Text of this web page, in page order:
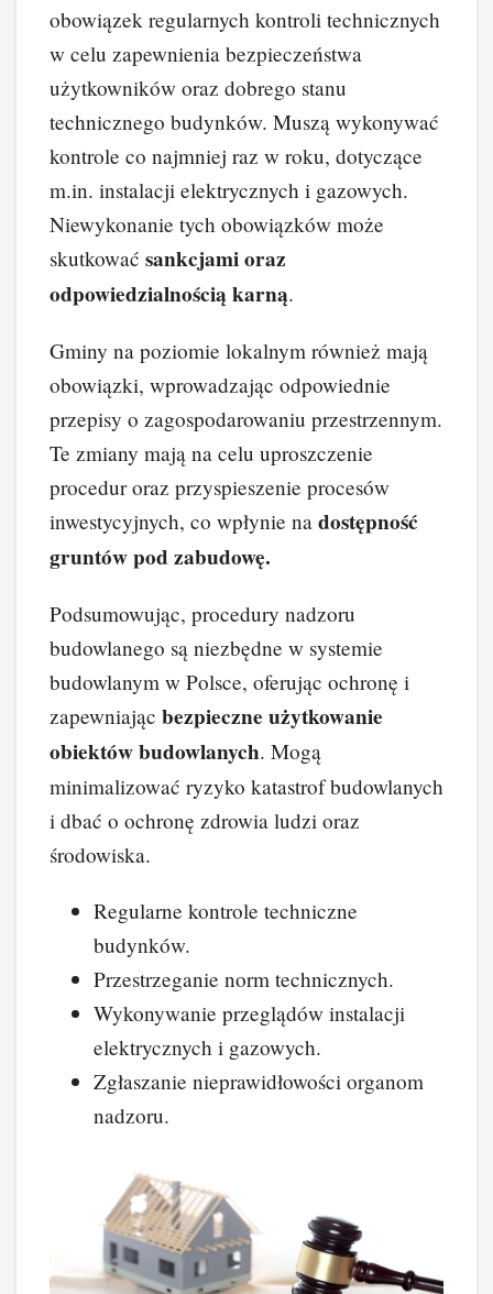
obowiązek regularnych kontroli technicznych
w celu zapewnienia bezpieczeństwa
użytkowników oraz dobrego stanu
technicznego budynków. Muszą wykonywać
kontrole co najmniej raz w roku, dotyczące
m.in. instalacji elektrycznych i gazowych.
Niewykonanie tych obowiązków może
skutkować sankcjami oraz
odpowiedzialnością karną.
Gminy na poziomie lokalnym również mają
obowiązki, wprowadzając odpowiednie
przepisy o zagospodarowaniu przestrzennym.
Te zmiany mają na celu uproszczenie
procedur oraz przyspieszenie procesów
inwestycyjnych, co wpłynie na dostępność
gruntów pod zabudowę.
Podsumowując, procedury nadzoru
budowlanego są niezbędne w systemie
budowlanym w Polsce, oferując ochronę i
zapewniając bezpieczne użytkowanie
obiektów budowlanych. Mogą
minimalizować ryzyko katastrof budowlanych
i dbać o ochronę zdrowia ludzi oraz
środowiska.
Regularne kontrole techniczne
budynków.
Przestrzeganie norm technicznych.
Wykonywanie przeglądów instalacji
elektrycznych i gazowych.
Zgłaszanie nieprawidłowości organom
nadzoru.